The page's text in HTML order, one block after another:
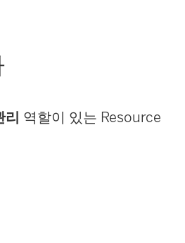
리 역할이 있는 Resource